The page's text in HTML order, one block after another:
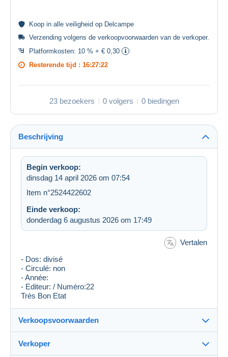
Koop in alle veiligheid op Delcampe
Verzending volgens de verkoopvoorwaarden van de verkoper.
Platformkosten: 10 % + € 0,30
Resterende tijd : 16:27:22
23 bezoekers 0 volgers 0 biedingen
Beschrijving
Begin verkoop:
dinsdag 14 april 2026 om 07:54
Item n°2524422602
Einde verkoop:
donderdag 6 augustus 2026 om 17:49
Vertalen
- Dos: divisé
- Circulé: non
- Année:
- Editeur: / Numéro:22
Très Bon Etat
Verkoopsvoorwaarden
Bestemming:
Verkoper